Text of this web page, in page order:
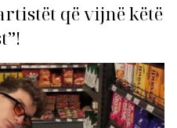
që vijnë këtë